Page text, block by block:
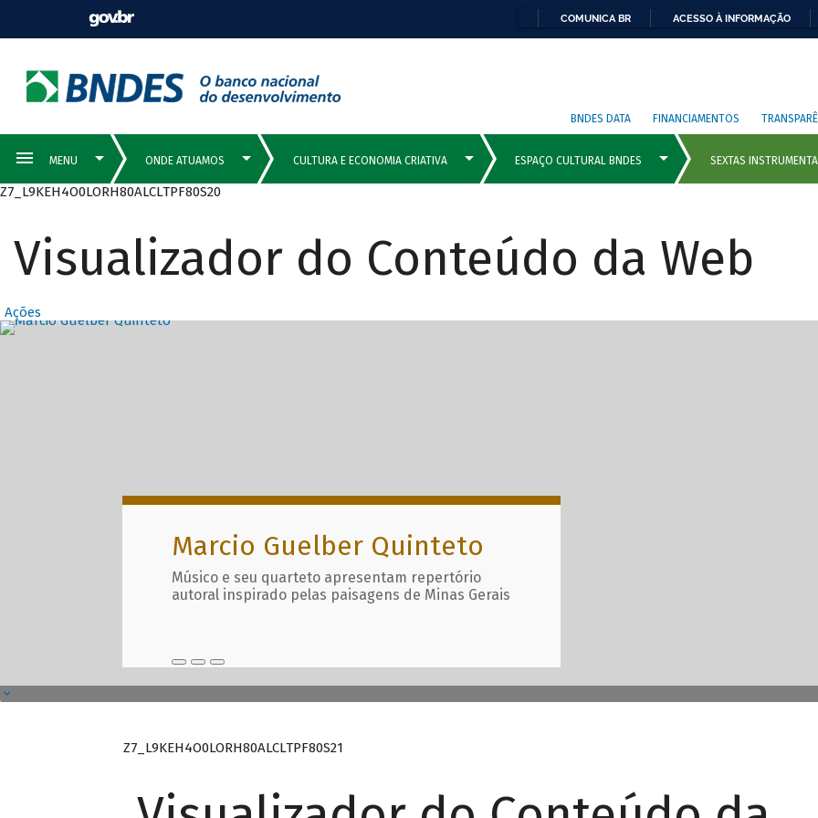
COMUNICA BR ACESSO À INFORMAÇÃO
BNDES DATA FINANCIAMENTOS
Z7_L9KEH4O0LORH80ALCLTPF80S20
Visualizador do Conteúdo da Web
Ações
Destaques Principais com
Marcio Guelber Quinteto
Músico e seu quarteto apresentam repertório
autoral inspirado pelas paisagens de Minas Gerais
Z7_L9KEH4O0LORH80ALCLTPF80S21